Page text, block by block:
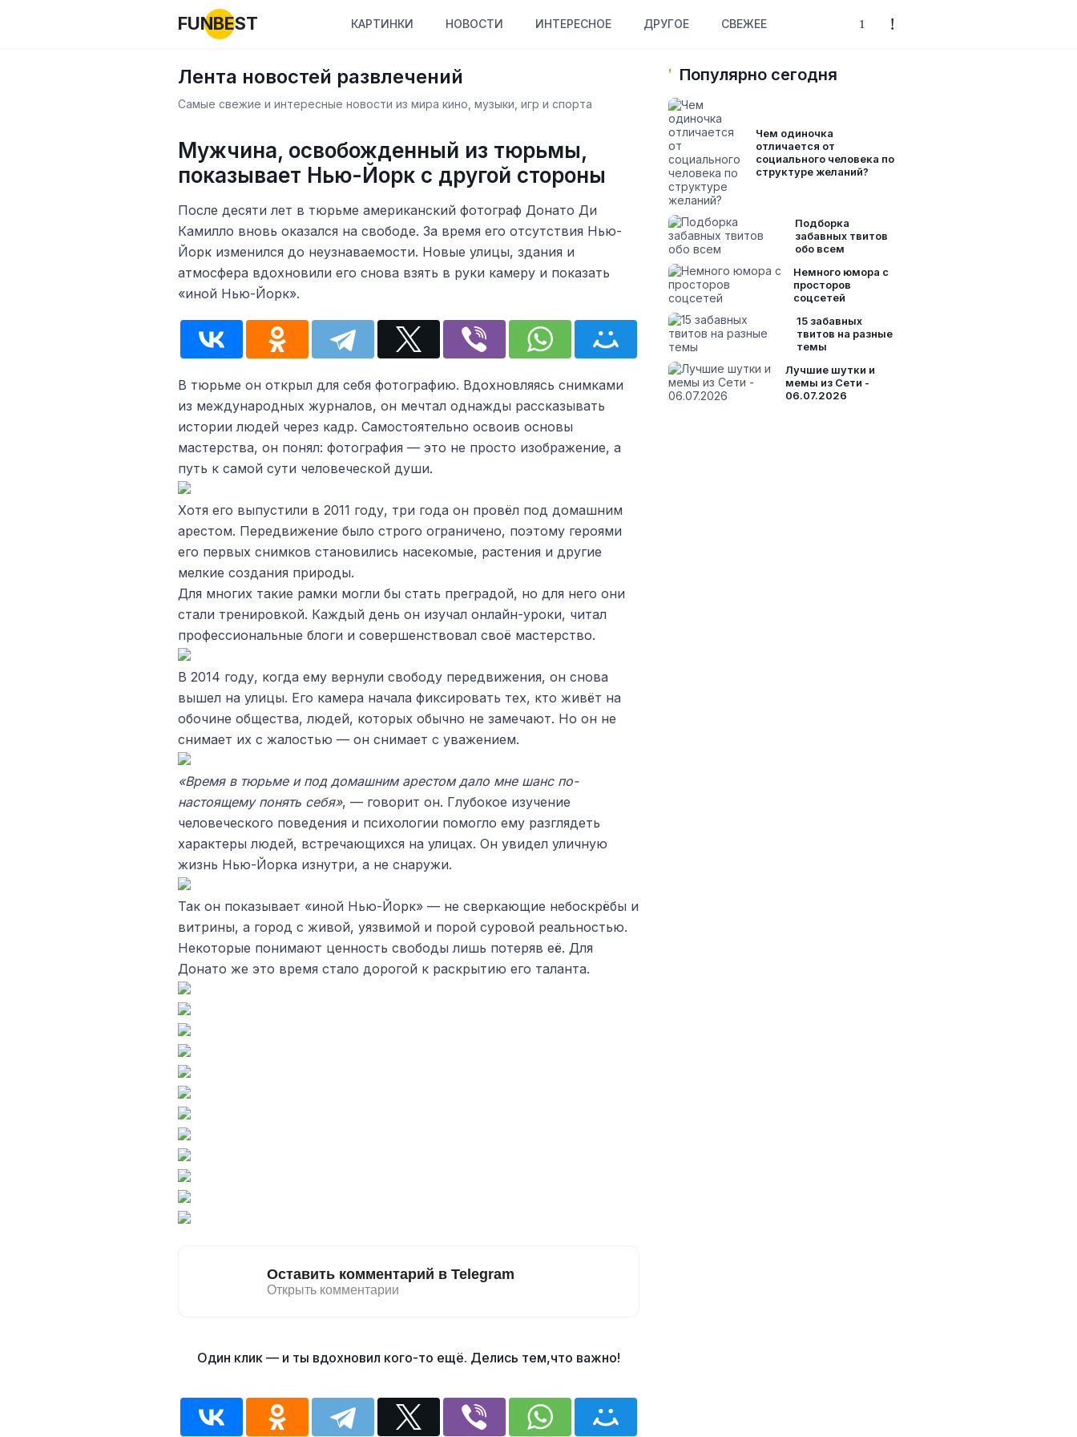
FUNBEST КАРТИНКИ НОВОСТИ ИНТЕРЕСНОЕ ДРУГОЕ СВЕЖЕЕ
Лента новостей развлечений
Самые свежие и интересные новости из мира кино, музыки, игр и спорта
Мужчина, освобожденный из тюрьмы,
показывает Нью-Йорк с другой стороны
После десяти лет в тюрьме американский фотограф Донато Ди
Камилло вновь оказался на свободе. За время его отсутствия Нью-
Йорк изменился до неузнаваемости. Новые улицы, здания и
атмосфера вдохновили его снова взять в руки камеру и показать
«иной Нью-Йорк».
В тюрьме он открыл для себя фотографию. Вдохновляясь снимками
из международных журналов, он мечтал однажды рассказывать
истории людей через кадр. Самостоятельно освоив основы
мастерства, он понял: фотография — это не просто изображение, а
путь к самой сути человеческой души.
Хотя его выпустили в 2011 году, три года он провёл под домашним
арестом. Передвижение было строго ограничено, поэтому героями
его первых снимков становились насекомые, растения и другие
мелкие создания природы.
Для многих такие рамки могли бы стать преградой, но для него они
стали тренировкой. Каждый день он изучал онлайн-уроки, читал
профессиональные блоги и совершенствовал своё мастерство.
В 2014 году, когда ему вернули свободу передвижения, он снова
вышел на улицы. Его камера начала фиксировать тех, кто живёт на
обочине общества, людей, которых обычно не замечают. Но он не
снимает их с жалостью — он снимает с уважением.
«Время в тюрьме и под домашним арестом дало мне шанс по-
настоящему понять себя», — говорит он. Глубокое изучение
человеческого поведения и психологии помогло ему разглядеть
характеры людей, встречающихся на улицах. Он увидел уличную
жизнь Нью-Йорка изнутри, а не снаружи.
Так он показывает «иной Нью-Йорк» — не сверкающие небоскрёбы и
витрины, а город с живой, уязвимой и порой суровой реальностью.
Некоторые понимают ценность свободы лишь потеряв её. Для
Донато же это время стало дорогой к раскрытию его таланта.
Популярно сегодня
Чем одиночка
отличается от
социального человека по
структуре желаний?
Подборка
забавных твитов
обо всем
Немного юмора с
просторов
соцсетей
15 забавных
твитов на разные
темы
Лучшие шутки и
мемы из Сети -
06.07.2026